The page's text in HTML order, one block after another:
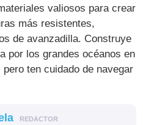
valiosos para crear
más resistentes,
de avanzadilla. Construye
por los grandes océanos en
ten cuidado de navegar
REDACTOR